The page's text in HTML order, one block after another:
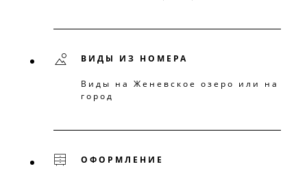
ВИДЫ ИЗ НОМЕРА
Виды на Женевское озеро или на
город
ОФОРМЛЕНИЕ